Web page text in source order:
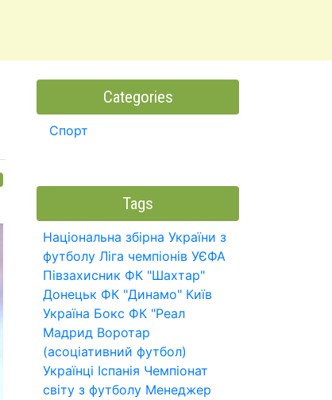
Categories
Спорт
Tags
Національна збірна України з
футболу Ліга чемпіонів УЄФА
Півзахисник ФК "Шахтар"
Донецьк ФК "Динамо" Київ
Україна Бокс ФК "Реал
Мадрид Воротар
(асоціативний футбол)
Українці Іспанія Чемпіонат
світу з футболу Менеджер